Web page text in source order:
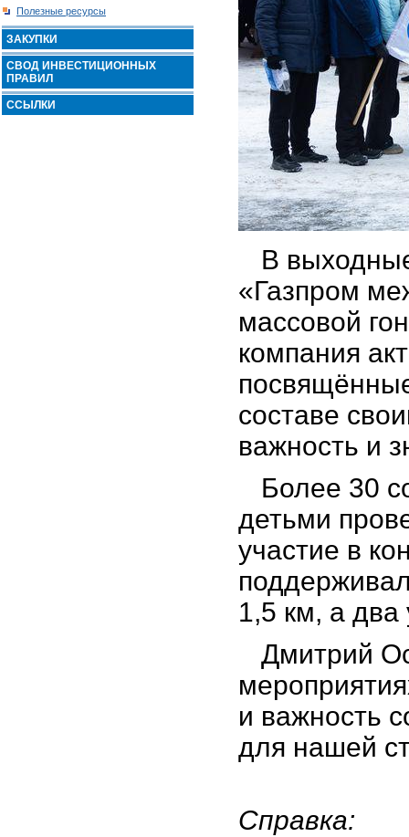
Полезные ресурсы
ЗАКУПКИ
СВОД ИНВЕСТИЦИОННЫХ
ПРАВИЛ
ССЫЛКИ
В
«Газпром
массовой
компания
составе
важность и
Более 30
детьми
участие в
1,5 км, а два
Дмитрий
и важность
для нашей
Справка: